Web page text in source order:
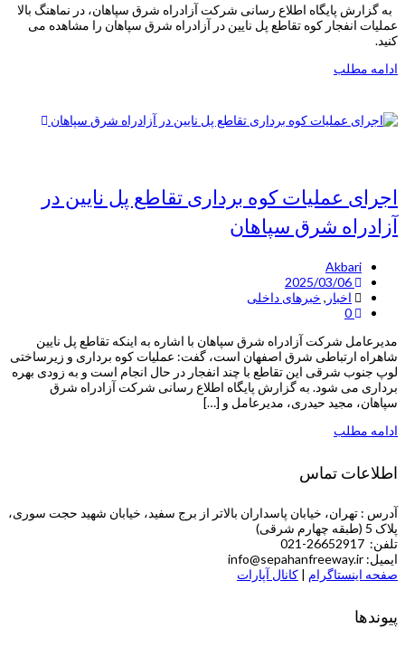
به گزارش پایگاه اطلاع رسانی شرکت آزادراه شرق سپاهان، در نماهنگ بالا
عملیات انفجار کوه تقاطع پل نایین در آزادراه شرق سپاهان را مشاهده می
کنید.
ادامه مطلب
اجرای عملیات کوه برداری تقاطع پل نایین در
آزادراه شرق سپاهان
Akbari
اخبار , خبرهای داخلی
مدیرعامل شرکت آزادراه شرق سپاهان با اشاره به اینکه تقاطع پل نایین
شاهراه ارتباطی شرق اصفهان است، گفت: عملیات کوه برداری و زیرساختی
لوپ جنوب شرقی این تقاطع با چند انفجار در حال انجام است و به زودی بهره
برداری می شود. به گزارش پایگاه اطلاع رسانی شرکت آزادراه شرق
سپاهان، مجید حیدری، مدیرعامل و […]
ادامه مطلب
اطلاعات تماس
آدرس : تهران، خیابان پاسداران بالاتر از برج سفید، خیابان شهید حجت سوری،
پلاک 5 (طبقه چهارم شرقی)
تلفن: 26652917-021
ایمیل: info@sepahanfreeway.ir
صفحه اینستاگرام | کانال آپارات
پیوندها